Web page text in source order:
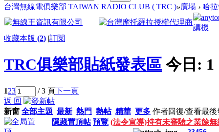
台灣無線電俱樂部 TAIWAN RADIO CLUB ( TRC )»廣場 › 哈
收藏本版 (2) |訂閱
TRC俱樂部貼紙發表區 今日: 1
123 / 3 頁下一頁
返 回
新窗 全部主題 最新 熱門 熱帖 精華 更多 作者回復/查看最後
隱藏置頂帖 預覽 (法令宣導)持有未審驗之業餘